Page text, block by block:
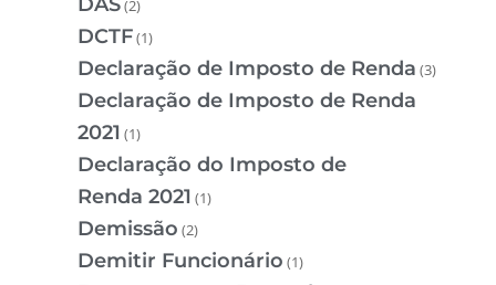
(2)
DCTF(1)
Declaração de Imposto de Renda (3)
Declaração de Imposto de Renda
2021 (1)
Declaração do Imposto de
Renda 2021 (1)
Demissão (2)
Demitir Funcionário (1)